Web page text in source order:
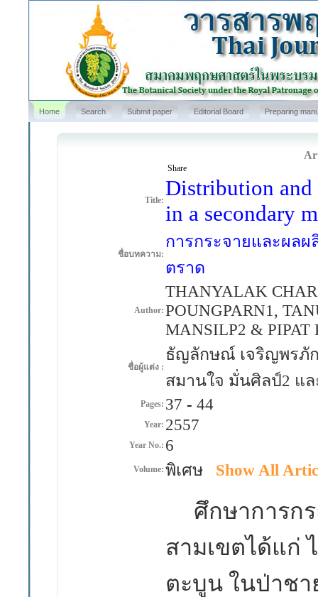
Home Search Submit paper Editorial Board Preparing
Share
Title: Distribution
in a secondary
ชื่อบทความ:
การกระจายและผล
ตราด
Author:
THANYALAK
POUNGPARN1,
MANSILP2 & PIPAT
ชื่อผู้แต่ง :
ธัญลักษณ์ เจริญพรภัก
สมานใจ มั่นศิลป์2 แ
Pages: 37 - 44
Year: 2557
Year No.: 6
Volume: พิเศษ Show All
ศึกษาการกร
สามเขตได้แก่
ตะบูน ในป่าช